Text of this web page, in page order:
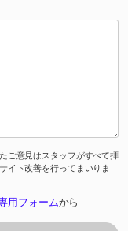
ご意見はスタッフがすべて拝
イト改善を行ってまいりま
用フォームから